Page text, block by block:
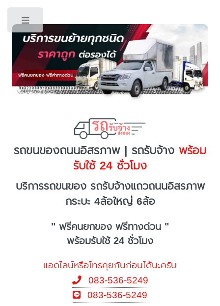
รถขนของถนนอิสรภาพ | รถรับจ้าง พร้อม
รับใช้ 24 ชั่วโมง
บริการรถขนของ รถรับจ้างแถวถนนอิสรภาพ
กระบะ 4ล้อใหญ่ 6ล้อ
" ฟรีคนยกของ ฟรีทางด่วน "
พร้อมรับใช้ 24 ชั่วโมง
แอดไลน์หรือโทรคุยกันก่อนได้นะครับ
083-536-5249
083-536-5249
Toggle